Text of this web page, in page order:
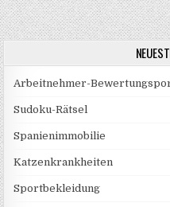
Arbeitnehmer-
Sudoku-Rätsel
Spanienimmobilie
Katzenkrankheiten
Sportbekleidung